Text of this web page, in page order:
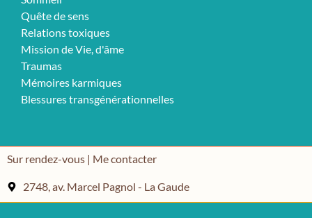
Quête de sens
Relations toxiques
Mission de Vie, d'âme
Traumas
Mémoires karmiques
Blessures transgénérationnelles
Sur rendez-vous | Me contacter
2748, av. Marcel Pagnol - La Gaude